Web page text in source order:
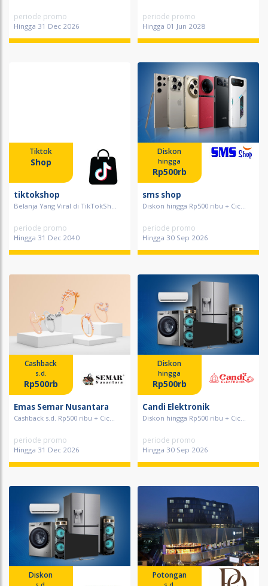
periode promo
Hingga 31 Dec 2026
periode promo
Hingga 01 Jun 2028
Tiktok
Shop
tiktokshop
Belanja Yang Viral di TikTokSh...
periode promo
Hingga 31 Dec 2040
Diskon
hingga
Rp500rb
sms shop
Diskon hingga Rp500 ribu + Cic...
periode promo
Hingga 30 Sep 2026
Cashback
s.d.
Rp500rb
Emas Semar Nusantara
Cashback s.d. Rp500 ribu + Cic...
periode promo
Hingga 31 Dec 2026
Diskon
hingga
Rp500rb
Candi Elektronik
Diskon hingga Rp500 ribu + Cic...
periode promo
Hingga 30 Sep 2026
Diskon Potongan